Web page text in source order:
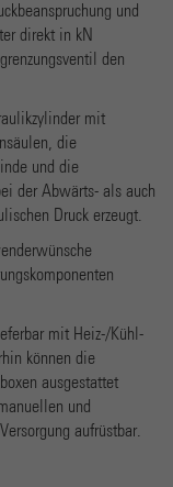
und
direkt in kN
den
mit
die
und die
der Abwärts- als auch
Druck erzeugt.
mit Heiz-/Kühl-
können die
ausgestattet
und
aufrüstbar.
gesetztes Cookie vom
auf dem Namen
des Kontos oder der
bezieht. Es scheint eine
zu begrenzen.